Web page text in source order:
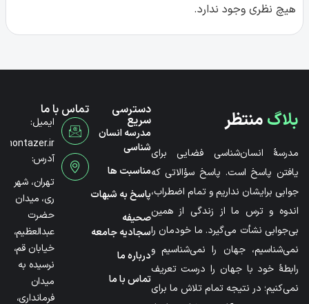
هیچ نظری وجود ندارد.
بلاگمنتظر
مدرسۀ انسان‌شناسی فضایی برای
یافتن پاسخ است. پاسخ سؤالاتی که
جوابی برایشان نداریم و تمام اضطراب،
اندوه و ترس ما از زندگی از همین
بی‌جوابی نشأت می‌گیرد. ما خودمان را
نمی‌شناسیم، جهان را نمی‌شناسیم و
رابطۀ خود با جهان را درست تعریف
نمی‌کنیم؛ در نتیجه تمام تلاش ما برای
دسترسی
سریع
مدرسه انسان
شناسی
مناسبت ها
پاسخ به شبهات
صحیفه
سجادیه جامعه
درباره ما
تماس با ما
تماس با ما
ایمیل:
آدرس:
تهران، شهر
ری، میدان
حضرت
عبدالعظیم،
خیابان قم،
نرسیده به
میدان
فرمانداری،